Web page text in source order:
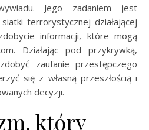
Jego zadaniem jest
terrorystycznej działającej
informacji, które mogą
Działając pod przykrywką,
zaufanie przestępczego
się z własną przeszłością i
decyzji.
który